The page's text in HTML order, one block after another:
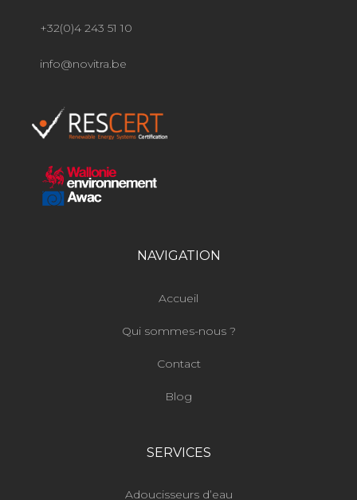
+32(0)4 243 51 10
info@novitra.be
NAVIGATION
Accueil
Qui sommes-nous ?
Contact
Blog
SERVICES
Adoucisseurs d’eau